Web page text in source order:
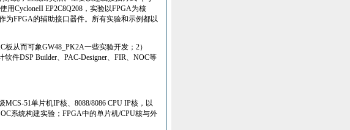
使用CycloneII EP2C8Q208 ，实验以FPGA为核
为FPGA的辅助接口器件。所有实验和示例都以
板从而可象GW48_PK2A一些实验开发； 2）
软件DSP Builder、 PAC-Designer、 FIR、 NOC等
MCS-51单片机IP核、 8088/8086 CPU IP核，以
系统构建实验； FPGA中的单片机/CPU核与外